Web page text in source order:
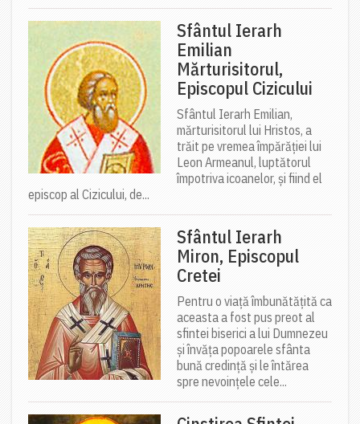
Sfântul Ierarh
Emilian
Mărturisitorul,
Episcopul Cizicului
Sfântul Ierarh Emilian,
mărturisitorul lui Hristos, a
trăit pe vremea împărăției lui
Leon Armeanul, luptătorul
împotriva icoanelor, și fiind el
episcop al Cizicului, de...
Sfântul Ierarh
Miron, Episcopul
Cretei
Pentru o viață îmbunătățită ca
aceasta a fost pus preot al
sfintei biserici a lui Dumnezeu
și învăța popoarele sfânta
bună credință și le întărea
spre nevoințele cele...